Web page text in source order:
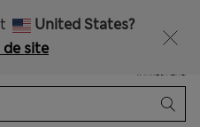
United States?
de site
Winkelmand